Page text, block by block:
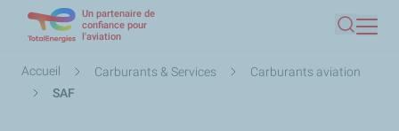
contenu
Un partenaire de
confiance pour
l'aviation
Fil
d'Ariane
Accueil Carburants & Services
Carburants aviation
SAF